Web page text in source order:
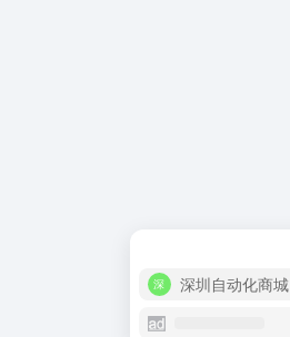
深圳自动化商城